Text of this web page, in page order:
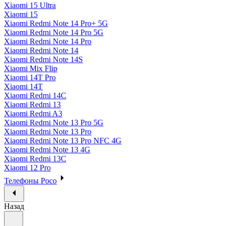
Xiaomi 15 Ultra
Xiaomi 15
Xiaomi Redmi Note 14 Pro+ 5G
Xiaomi Redmi Note 14 Pro 5G
Xiaomi Redmi Note 14 Pro
Xiaomi Redmi Note 14
Xiaomi Redmi Note 14S
Xiaomi Mix Flip
Xiaomi 14T Pro
Xiaomi 14T
Xiaomi Redmi 14C
Xiaomi Redmi 13
Xiaomi Redmi A3
Xiaomi Redmi Note 13 Pro 5G
Xiaomi Redmi Note 13 Pro
Xiaomi Redmi Note 13 Pro NFC 4G
Xiaomi Redmi Note 13 4G
Xiaomi Redmi 13C
Xiaomi 12 Pro
Телефоны Poco
Назад